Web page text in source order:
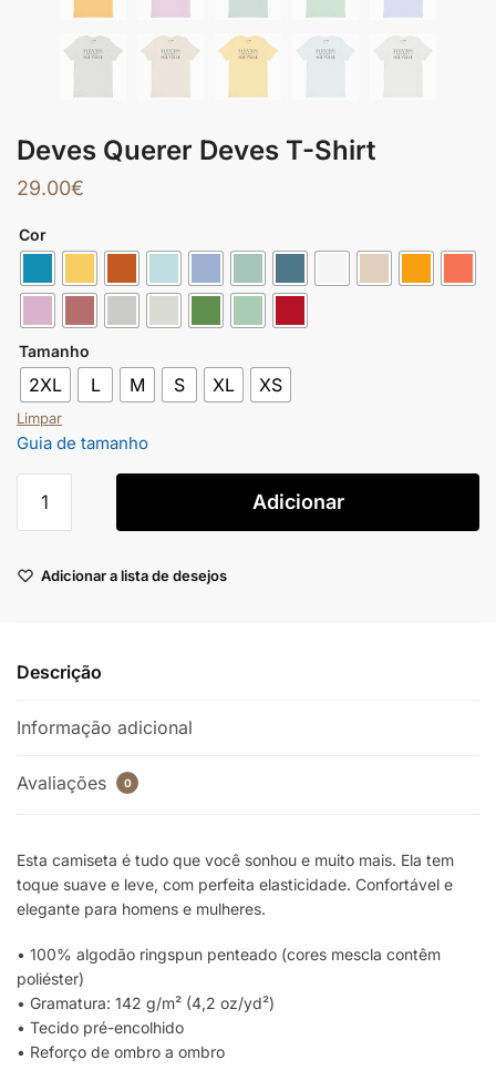
Deves Querer Deves T-Shirt
29.00€
Cor
Tamanho
2XL L M S XL XS
Limpar
Guia de tamanho
Adicionar
Adicionar a lista de desejos
Descrição
Informação adicional
Avaliações 0
Esta camiseta é tudo que você sonhou e muito mais. Ela tem
toque suave e leve, com perfeita elasticidade. Confortável e
elegante para homens e mulheres.
• 100% algodão ringspun penteado (cores mescla contêm
poliéster)
• Gramatura: 142 g/m² (4,2 oz/yd²)
• Tecido pré-encolhido
• Reforço de ombro a ombro